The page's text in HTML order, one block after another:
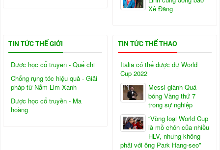
Xê Đăng
TIN TỨC THẾ GIỚI
Dược học cổ truyền - Quế chi
Chống rụng tóc hiệu quả - Giải
pháp từ Nấm Lim Xanh
Dược học cổ truyền - Ma
hoàng
TIN TỨC THỂ THAO
Italia có thể được dự World
Cup 2022
Messi giành Quả
bóng Vàng thứ 7
trong sự nghiệp
“Vòng loại World Cup
là mồ chôn của nhiều
HLV, nhưng không
phải với ông Park Hang-seo”